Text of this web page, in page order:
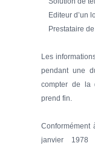
Editeur d’un
Prestataire de
Les
pendant une
compter de la
prend fin.
janvier 1978